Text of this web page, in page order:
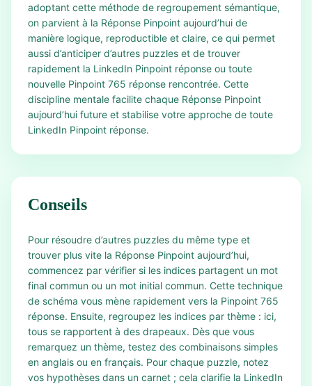
adoptant cette méthode de regroupement sémantique,
on parvient à la Réponse Pinpoint aujourd’hui de
manière logique, reproductible et claire, ce qui permet
aussi d’anticiper d’autres puzzles et de trouver
rapidement la LinkedIn Pinpoint réponse ou toute
nouvelle Pinpoint 765 réponse rencontrée. Cette
discipline mentale facilite chaque Réponse Pinpoint
aujourd’hui future et stabilise votre approche de toute
LinkedIn Pinpoint réponse.
Conseils
Pour résoudre d’autres puzzles du même type et
trouver plus vite la Réponse Pinpoint aujourd’hui,
commencez par vérifier si les indices partagent un mot
final commun ou un mot initial commun. Cette technique
de schéma vous mène rapidement vers la Pinpoint 765
réponse. Ensuite, regroupez les indices par thème : ici,
tous se rapportent à des drapeaux. Dès que vous
remarquez un thème, testez des combinaisons simples
en anglais ou en français. Pour chaque puzzle, notez
vos hypothèses dans un carnet ; cela clarifie la LinkedIn